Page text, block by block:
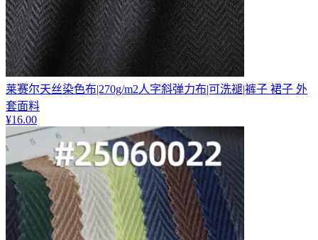
莱赛尔天丝染色布|270g/m2人字斜弹力布|可洗褪|裤子 裙子 外
套面料
¥16.00